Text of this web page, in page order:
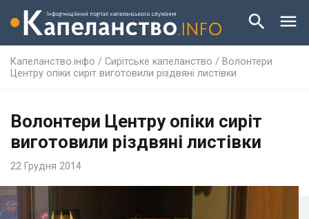
Капеланство.інфо / Сирітське капеланство / Волонтери
Центру опіки сиріт виготовили різдвяні листівки
Волонтери Центру опіки сиріт
виготовили різдвяні листівки
22 Грудня 2014